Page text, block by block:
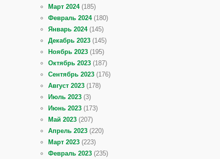
Март 2024(185)
Февраль 2024(180)
Январь 2024(145)
Декабрь 2023 (145)
Ноябрь 2023 (195)
Октябрь 2023 (187)
Сентябрь 2023 (176)
Август 2023 (178)
Июль 2023 (3)
Июнь 2023 (173)
Май 2023 (207)
Апрель 2023 (220)
Март 2023 (223)
Февраль 2023 (235)